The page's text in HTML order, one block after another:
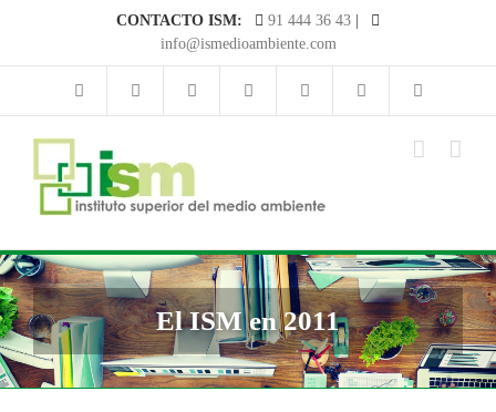
CONTACTO ISM: 91 444 36 43
info@ismedioambiente.com
El ISM en 2011